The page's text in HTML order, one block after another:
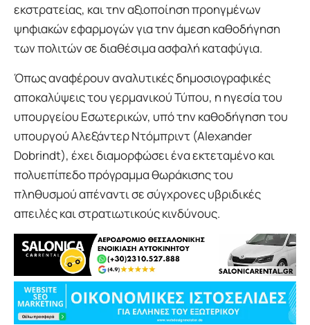
εκστρατείας, και την αξιοποίηση προηγμένων
ψηφιακών εφαρμογών για την άμεση καθοδήγηση
των πολιτών σε διαθέσιμα ασφαλή καταφύγια.
Όπως αναφέρουν αναλυτικές δημοσιογραφικές
αποκαλύψεις του γερμανικού Τύπου, η ηγεσία του
υπουργείου Εσωτερικών, υπό την καθοδήγηση του
υπουργού Αλεξάντερ Ντόμπριντ (Alexander
Dobrindt), έχει διαμορφώσει ένα εκτεταμένο και
πολυεπίπεδο πρόγραμμα θωράκισης του
πληθυσμού απέναντι σε σύγχρονες υβριδικές
απειλές και στρατιωτικούς κινδύνους.